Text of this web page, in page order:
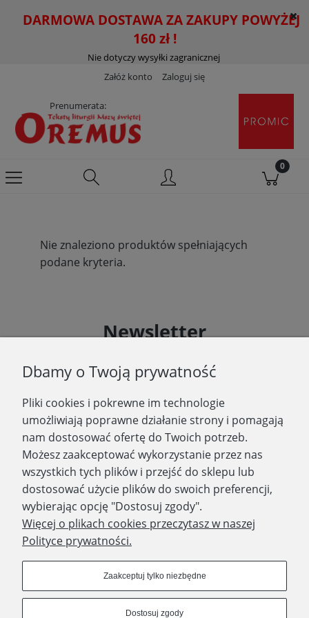
DARMOWA DOSTAWA ZA ZAKUPY POWYŻEJ
160 zł !
Nie dotyczy wysyłki zagranicznej
Załóż konto
Zaloguj się
Prenumerata:
Nie znaleziono produktów spełniających
podane kryteria.
Newsletter
informacje o nowościach i promocjach.
Zapisz się
WYDAWNICTWO PROMIC
PRODUKTY
Dbamy o Twoją prywatność
Pliki cookies i pokrewne im technologie
umożliwiają poprawne działanie strony i pomagają
nam dostosować ofertę do Twoich potrzeb.
Możesz zaakceptować wykorzystanie przez nas
wszystkich tych plików i przejść do sklepu lub
dostosować użycie plików do swoich preferencji,
wybierając opcję "Dostosuj zgody".
Więcej o plikach cookies przeczytasz w naszej
Polityce prywatności.
Zaakceptuj tylko niezbędne
Dostosuj zgody